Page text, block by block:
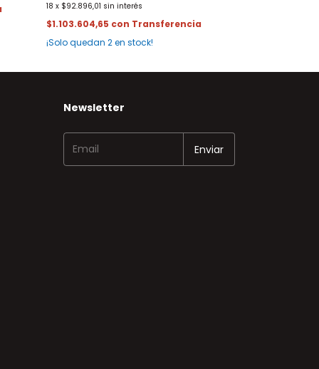
18 x $92.896,01 sin interés
$1.103.604,65 con
¡Solo quedan 2en stock!
Newsletter